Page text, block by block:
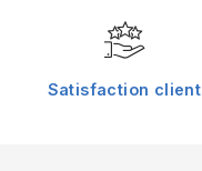
Satisfaction client